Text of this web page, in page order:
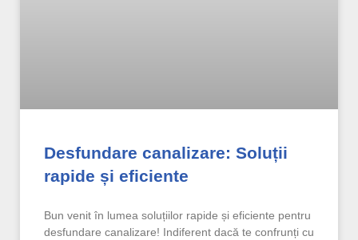
Desfundare canalizare: Soluții
rapide și eficiente
Bun venit în lumea soluțiilor rapide și eficiente pentru
desfundare canalizare! Indiferent dacă te confrunți cu